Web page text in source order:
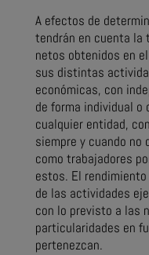
A efectos de
tendrán en cuenta la
netos obtenidos en
sus distintas
económicas, con
de forma individual
cualquier entidad,
siempre y cuando no
como trabajadores
estos. El
de las actividades
con lo previsto a las
particularidades en
pertenezcan.